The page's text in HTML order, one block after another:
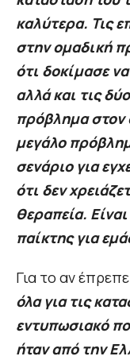
καλύτερα. Τις
στην ομαδική
ότι δοκίμασε
αλλά και τις
πρόβλημα στον
μεγάλο
σενάριο για
ότι δεν
θεραπεία.
παίκτης για
Για το αν
όλα για τις
εντυπωσιακό
ήταν από την